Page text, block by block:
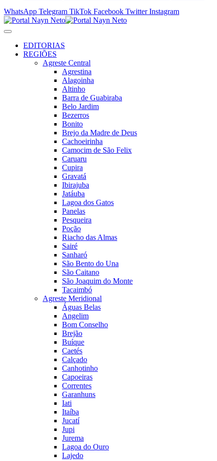
WhatsApp Telegram TikTok Facebook Twitter Instagram
EDITORIAS
REGIÕES
Agreste Central
Agrestina
Alagoinha
Altinho
Barra de Guabiraba
Belo Jardim
Bezerros
Bonito
Brejo da Madre de Deus
Cachoeirinha
Camocim de São Felix
Caruaru
Cupira
Gravatá
Ibirajuba
Jatáuba
Lagoa dos Gatos
Panelas
Pesqueira
Poção
Riacho das Almas
Sairé
Sanharó
São Bento do Una
São Caitano
São Joaquim do Monte
Tacaimbó
Agreste Meridional
Águas Belas
Angelim
Bom Conselho
Brejão
Buíque
Caetés
Calçado
Canhotinho
Capoeiras
Correntes
Garanhuns
Iati
Itaíba
Jucatí
Jupi
Jurema
Lagoa do Ouro
Lajedo